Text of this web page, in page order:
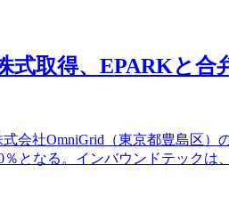
取得、EPARKと合
会社OmniGrid（東京都豊島区
となる。インバウンドテック